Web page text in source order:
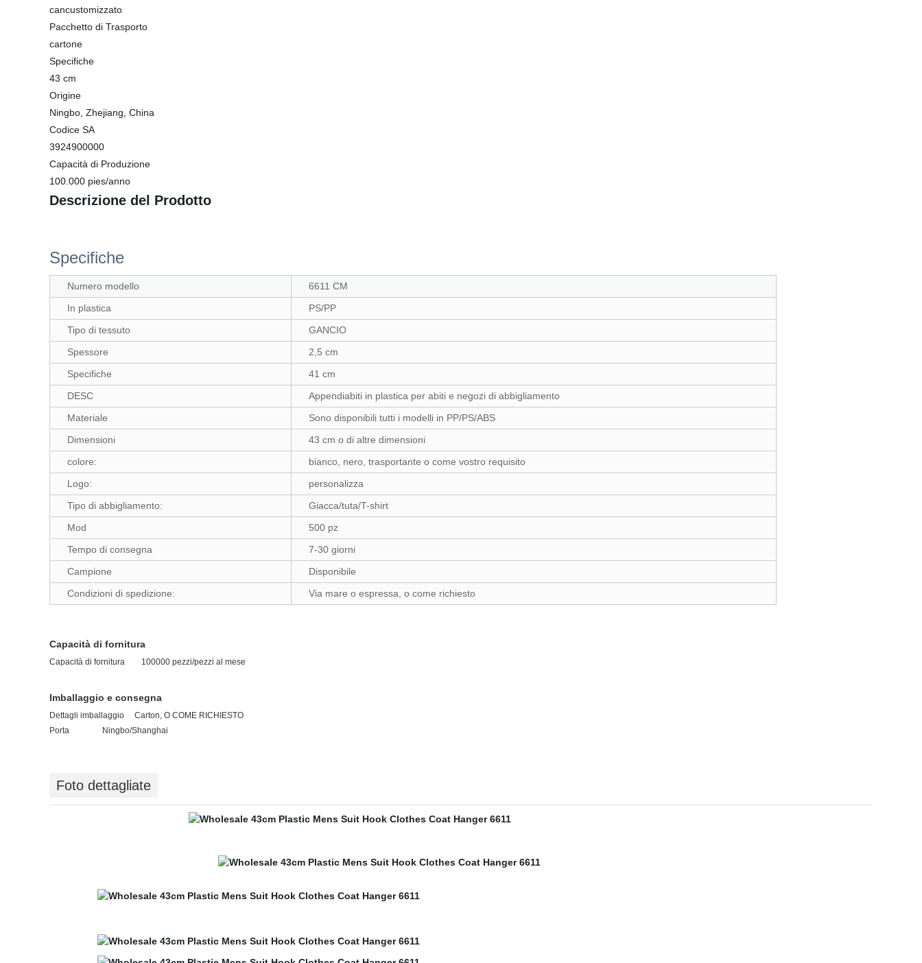
cancustomizzato
Pacchetto di Trasporto
cartone
Specifiche
43 cm
Origine
Ningbo, Zhejiang, China
Codice SA
3924900000
Capacità di Produzione
100.000 pies/anno
Descrizione del Prodotto
Specifiche
Numero modello
6611 CM
In plastica
PS/PP
Tipo di tessuto
GANCIO
Spessore
2,5 cm
Specifiche
41 cm
DESC
Appendiabiti in plastica per abiti e negozi di abbigliamento
Materiale
Sono disponibili tutti i modelli in PP/PS/ABS
Dimensioni
43 cm o di altre dimensioni
colore:
bianco, nero, trasportante o come vostro requisito
Logo:
personalizza
Tipo di abbigliamento:
Giacca/tuta/T-shirt
Mod
500 pz
Tempo di consegna
7-30 giorni
Campione
Disponibile
Condizioni di spedizione:
Via mare o espressa, o come richiesto
Capacità di fornitura
Capacità di fornitura 100000 pezzi/pezzi al mese
Imballaggio e consegna
Dettagli imballaggio
Carton, O COME RICHIESTO
Porta
Ningbo/Shanghai
Foto dettagliate